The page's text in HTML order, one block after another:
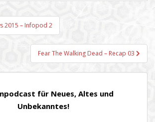
2015 – Infopod 2
Fear The Walking Dead – Recap 03
für Neues, Altes und
Unbekanntes!